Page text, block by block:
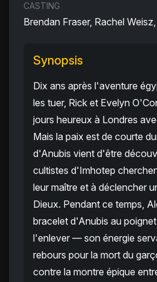
CASTING
Brendan Fraser, Rachel
Synopsis
Dix ans après l'aventure
les tuer, Rick et Evelyn
jours heureux à Londres
Mais la paix est de courte
d'Anubis vient d'être
cultistes d'Imhotep
leur maître et à déclencher
Dieux. Pendant ce temps,
bracelet d'Anubis au
l'enlever — son énergie
rebours pour la mort du
contre la montre épique